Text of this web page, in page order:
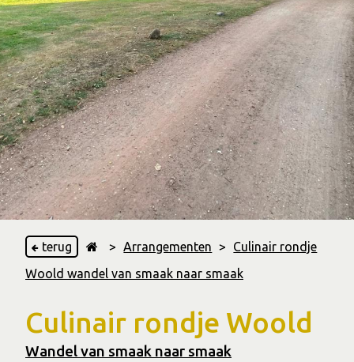
terug > Arrangementen >
Culinair rondje
Woold wandel van smaak naar smaak
Culinair rondje Woold
Wandel van smaak naar smaak